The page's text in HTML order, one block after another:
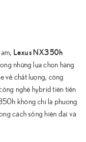
Lexus NX350h
những lựa chọn hàng
về chất lượng, công
nghệ hybrid tiên tiến
không chỉ là phương
cách sống hiện đại và